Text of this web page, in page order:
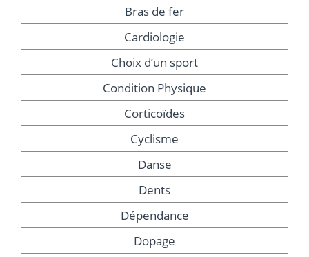
Bras de fer
Cardiologie
Choix d’un sport
Condition Physique
Corticoïdes
Cyclisme
Danse
Dents
Dépendance
Dopage